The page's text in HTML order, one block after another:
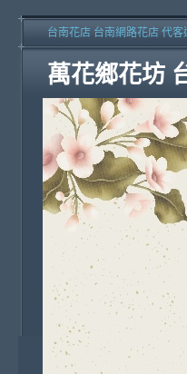
萬花鄉花坊
台南花店 台南網路花店 代